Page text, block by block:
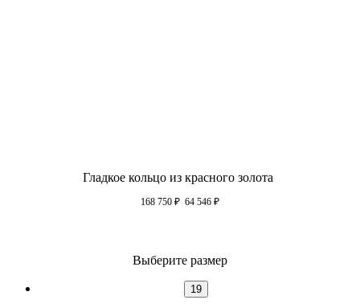
Гладкое кольцо из красного золота
168 750 ₽ 64 546 ₽
Выберите размер
19